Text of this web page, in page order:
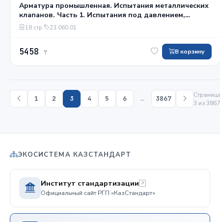
Арматура промышленная. Испытания металлических
клапанов. Часть 1. Испытания под давлением,
порядок проведения испытаний и критерии оценки.
Обязательные требования
18 стр. 23.060.01
5458 ₸ В корзину
1 2 3 4 5 6 … 3867
3 из 3867
ЭКОСИСТЕМА КАЗСТАНДАРТ
Институт стандартизации
Официальный сайт РГП «КазСтандарт»